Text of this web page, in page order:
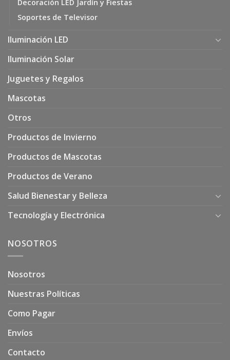
Decoración LED Jardín y Fiestas
Soportes de Televisor
Iluminación LED
Iluminación Solar
Juguetes y Regalos
Mascotas
Otros
Productos de Invierno
Productos de Mascotas
Productos de Verano
Salud Bienestar y Belleza
Tecnología y Electrónica
NOSOTROS
Nosotros
Nuestras Políticas
Como Pagar
Envíos
Contacto